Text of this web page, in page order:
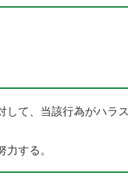
して、当該行為がハラ
する。